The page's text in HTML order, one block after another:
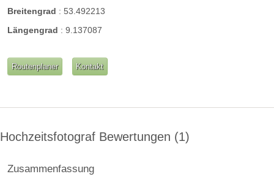
Breitengrad : 53.492213
Längengrad : 9.137087
Routenplaner Kontakt
Hochzeitsfotograf Bewertungen 1
Zusammenfassung